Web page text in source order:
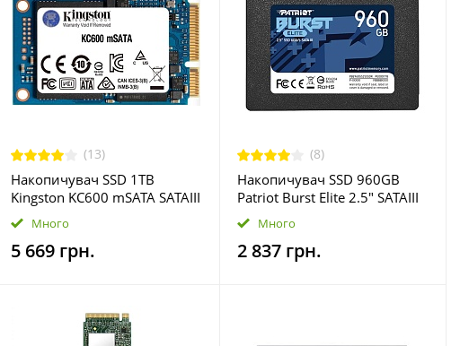
(13)
Накопичувач SSD 1ТB
Kingston KC600 mSATA SATAIII
3D TLC (SKC600MS/1024G)
Много
5 669 грн.
(8)
Накопичувач SSD 960GB
Patriot Burst Elite 2.5" SATAIII
TLC (PBE960GS25SSDR)
Много
2 837 грн.